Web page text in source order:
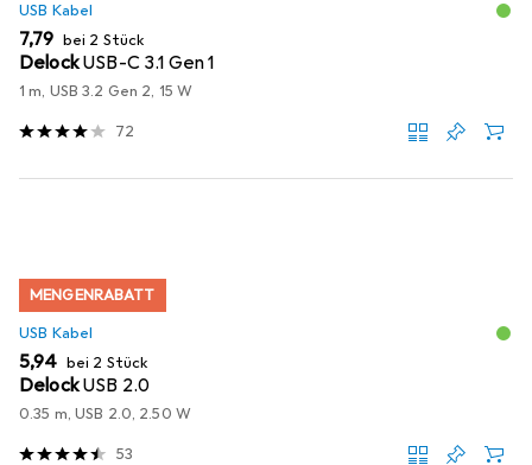
USB Kabel
EUR
7,79 bei 2 Stück
DelockUSB-C 3.1 Gen 1
1 m, USB 3.2 Gen 2, 15 W
72
MENGENRABATT
USB Kabel
EUR
5,94 bei 2 Stück
DelockUSB 2.0
0.35 m, USB 2.0, 2.50 W
53